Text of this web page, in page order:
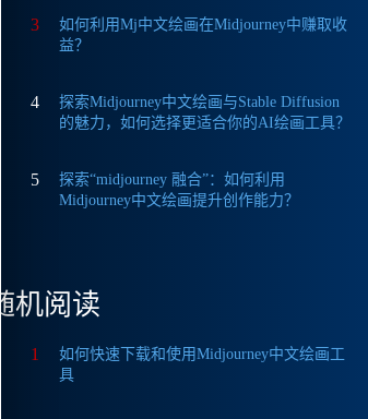
3
如何利用Mj中文绘画在Midjourney中赚取收
益？
4
探索Midjourney中文绘画与Stable Diffusion
的魅力，如何选择更适合你的AI绘画工具？
5
探索“midjourney 融合”：如何利用
Midjourney中文绘画提升创作能力？
随机阅读
1
如何快速下载和使用Midjourney中文绘画工
具